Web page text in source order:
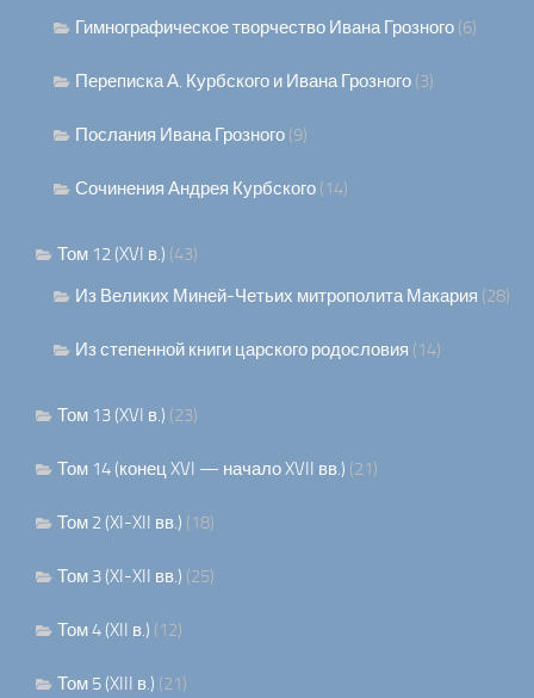
Гимнографическое творчество Ивана Грозного (6)
Переписка А. Курбского и Ивана Грозного (3)
Послания Ивана Грозного (9)
Сочинения Андрея Курбского (14)
Том 12 (XVI в.) (43)
Из Великих Миней-Четьих митрополита Макария (28)
Из степенной книги царского родословия (14)
Том 13 (XVI в.) (23)
Том 14 (конец XVI — начало XVII вв.) (21)
Том 2 (XI-XII вв.) (18)
Том 3 (XI-XII вв.) (25)
Том 4 (XII в.) (12)
Том 5 (XIII в.) (21)